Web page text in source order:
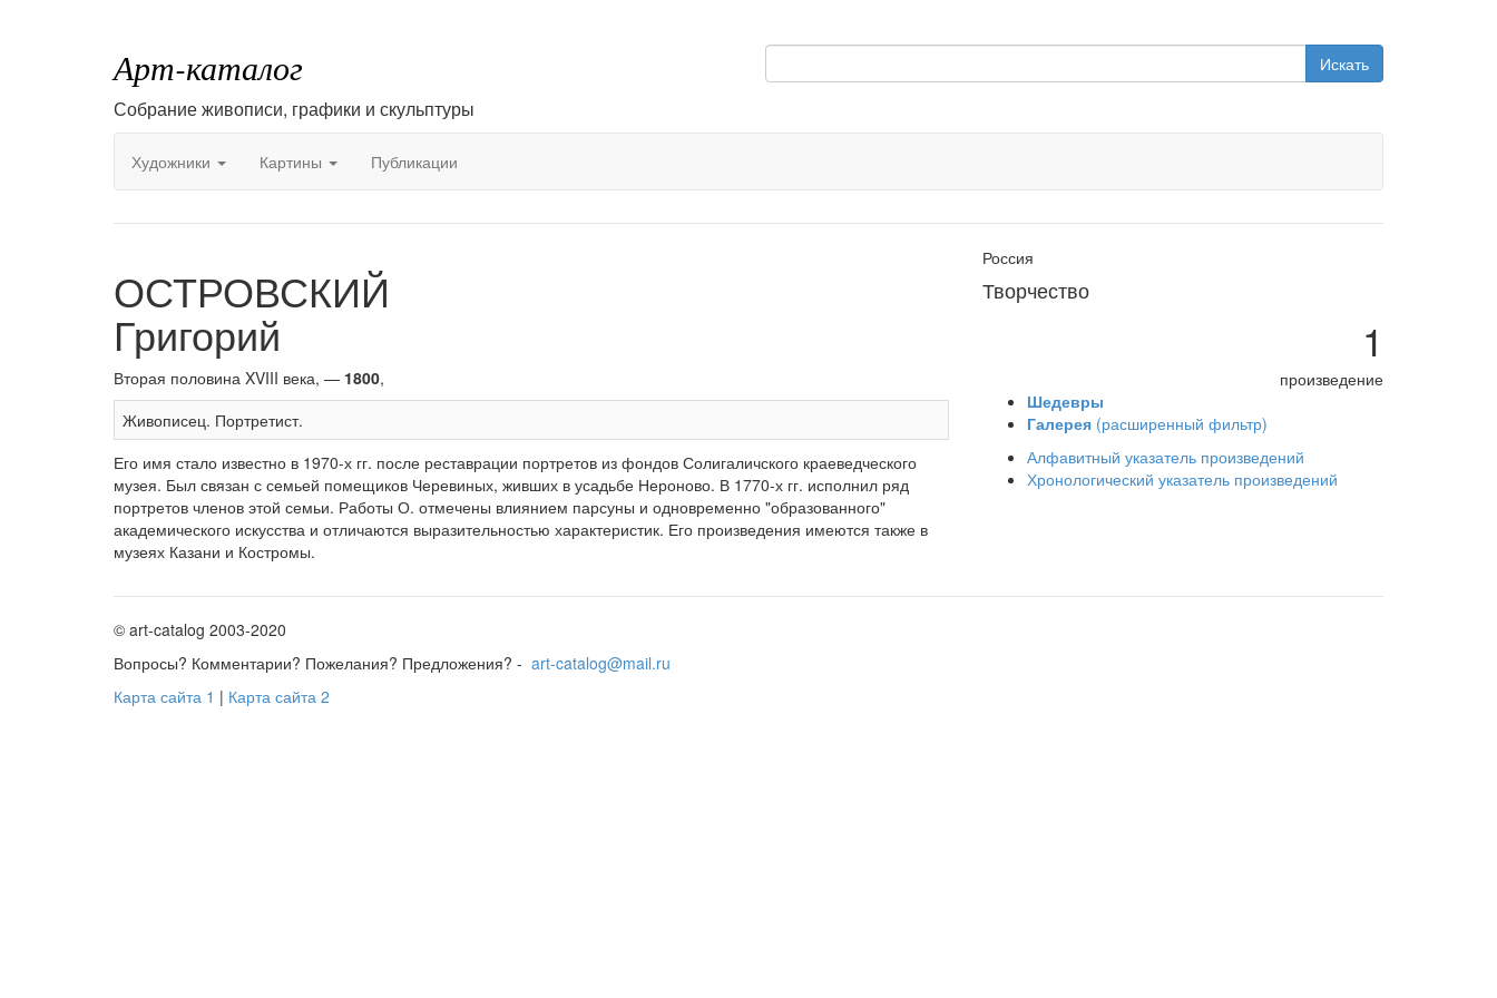
Арт-каталог
Собрание живописи, графики и скульптуры
Искать
Художники Картины Публикации
ОСТРОВСКИЙ
Григорий
Вторая половина XVIII века, — 1800,
Живописец. Портретист.
Его имя стало известно в 1970-х гг. после реставрации портретов из фондов Солигаличского краеведческого
музея. Был связан с семьей помещиков Черевиных, живших в усадьбе Нероново. В 1770-х гг. исполнил ряд
портретов членов этой семьи. Работы О. отмечены влиянием парсуны и одновременно "образованного"
академического искусства и отличаются выразительностью характеристик. Его произведения имеются также в
музеях Казани и Костромы.
Россия
Творчество
1
произведение
Шедевры
Галерея (расширенный фильтр)
Алфавитный указатель произведений
Хронологический указатель произведений
© art-catalog 2003-2020
Вопросы? Комментарии? Пожелания? Предложения? - art-catalog@mail.ru
Карта сайта 1 | Карта сайта 2